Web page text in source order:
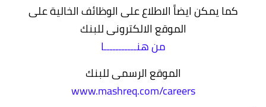
كما يمكن ايضاً الاطلاع على الوظائف الخالية على
الموقع الالكترونى للبنك
من هنـــــــــــا
الموقع الرسمى للبنك
www.mashreq.com/careers